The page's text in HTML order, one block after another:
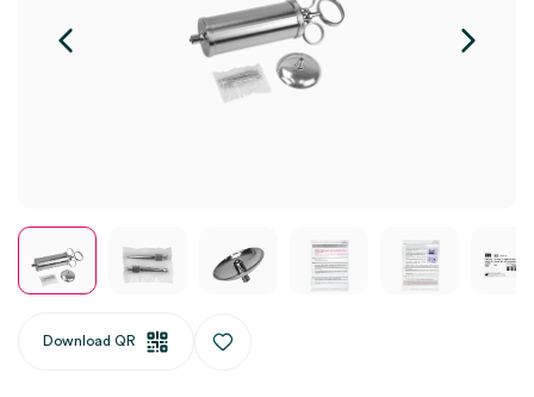
Download QR